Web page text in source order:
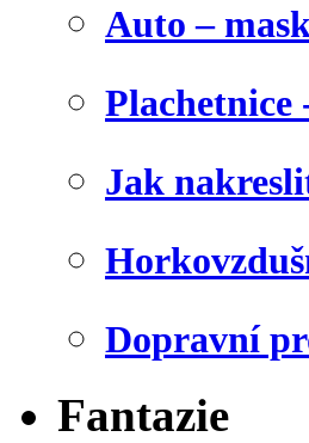
Auto –
Plachetnice
Jak
Dopravní
Fantazie